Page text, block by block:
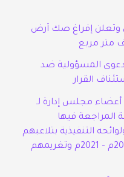
وتعلن إفراغ صك أرض
دعوى المسؤولية ضد
القرار
أعضاء مجلس إدارة لـ
المراجعة فيها
التنفيذية بتلاعبهم
بالقوائم المالية خلال الفترة من 2018م – 2021م وتغريمهم